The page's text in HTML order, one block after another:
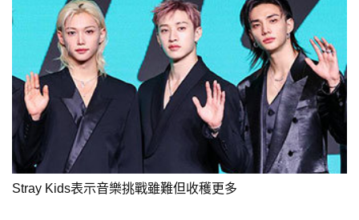
Stray Kids表示音樂挑戰雖難但收穫更多